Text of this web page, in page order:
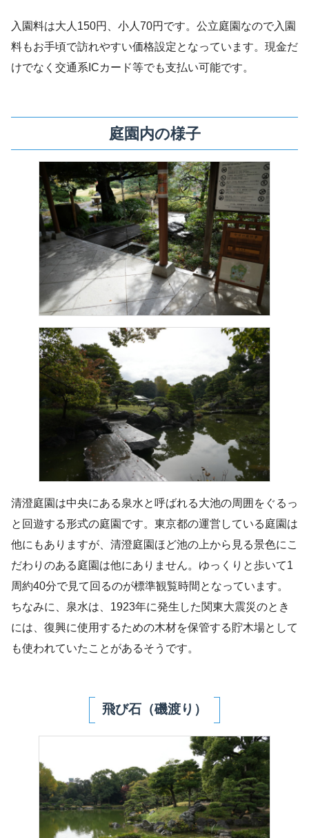
入園料は大人150円、小人70円です。公立庭園なので入園
料もお手頃で訪れやすい価格設定となっています。現金だ
けでなく交通系ICカード等でも支払い可能です。
庭園内の様子
清澄庭園は中央にある泉水と呼ばれる大池の周囲をぐるっ
と回遊する形式の庭園です。東京都の運営している庭園は
他にもありますが、清澄庭園ほど池の上から見る景色にこ
だわりのある庭園は他にありません。ゆっくりと歩いて1
周約40分で見て回るのが標準観覧時間となっています。
ちなみに、泉水は、1923年に発生した関東大震災のとき
には、復興に使用するための木材を保管する貯木場として
も使われていたことがあるそうです。
飛び石（磯渡り）